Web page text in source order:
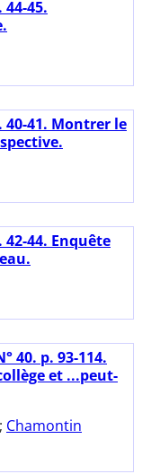
44-45.
40-41. Montrer le
42-44. Enquête
40. p. 93-114.
et ...peut-
; Chamontin